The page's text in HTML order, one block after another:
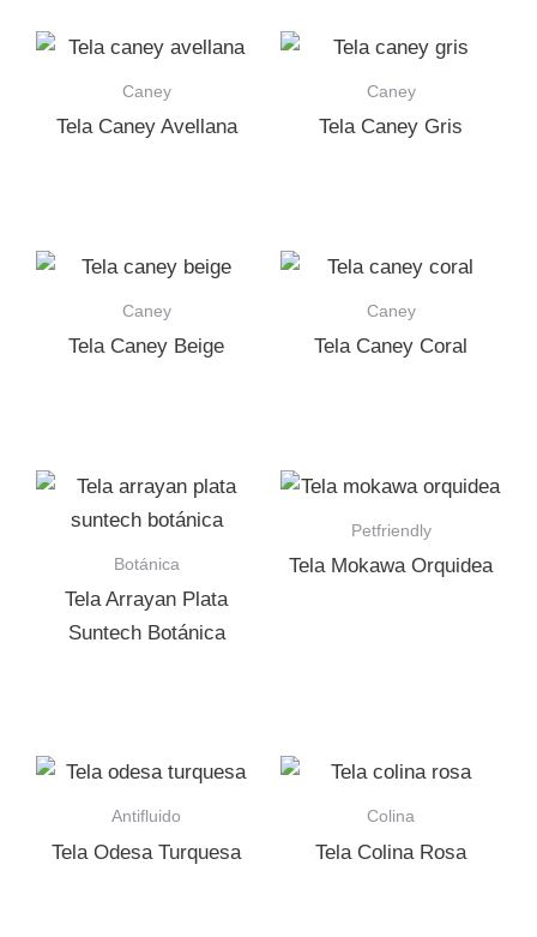
Caney
Tela Caney Avellana
Caney
Tela Caney Gris
Caney
Tela Caney Beige
Caney
Tela Caney Coral
Botánica
Tela Arrayan Plata
Suntech Botánica
Petfriendly
Tela Mokawa Orquidea
Antifluido
Tela Odesa Turquesa
Colina
Tela Colina Rosa